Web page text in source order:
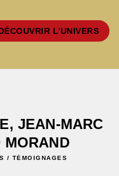
L'UNIVERS
, JEAN-MARC
MORAND
/ TÉMOIGNAGES